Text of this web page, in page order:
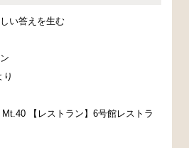
い答えを生む
【レストラン】6号館レストラ